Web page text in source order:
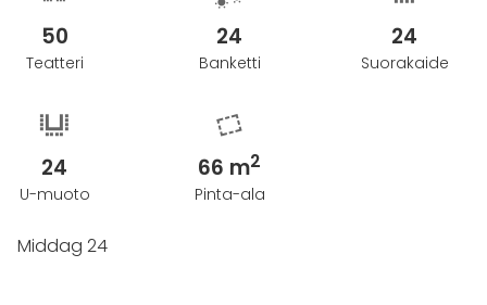
50
Teatteri
24
Banketti
24
Suorakaide
24
U-muoto
66 m2
Pinta-ala
Middag 24